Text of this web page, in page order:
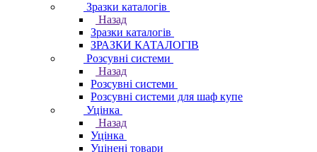
Зразки каталогів
Назад
Зразки каталогів
ЗРАЗКИ КАТАЛОГІВ
Розсувні системи
Назад
Розсувні системи
Розсувні системи для шаф купе
Уцінка
Назад
Уцінка
Уцінені товари